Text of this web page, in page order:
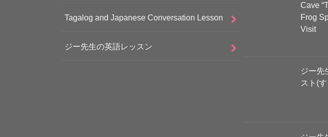
Tagalog and Japanese Conversation Lesson
ジー先生の英語レッスン
Cave
Frog
Visit
ジー先
スト(